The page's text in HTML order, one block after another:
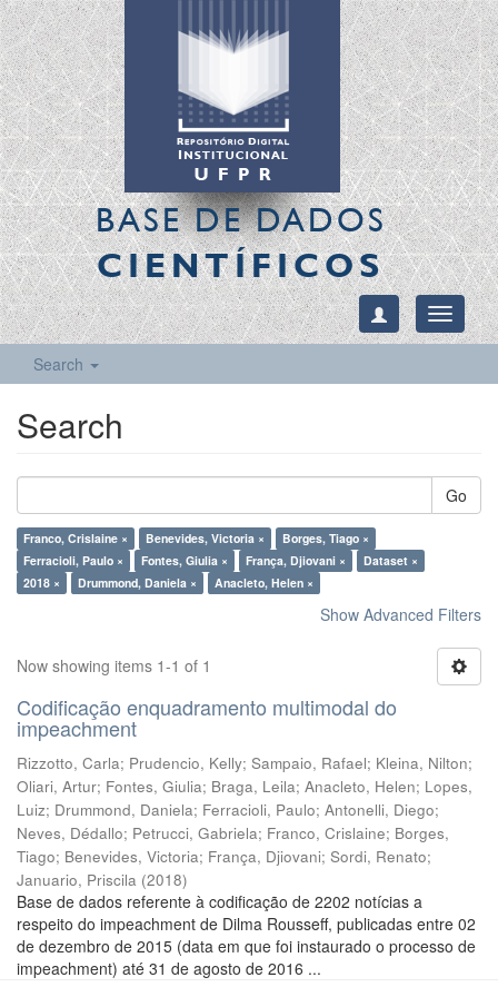
BASE DE DADOS
CIENTÍFICOS
Toggle
Search
Search
Go
Franco, Crislaine × Benevides, Victoria ×
Borges, Tiago ×
Ferracioli, Paulo ×
Fontes, Giulia × França, Djiovani ×
Dataset ×
2018 ×
Drummond, Daniela × Anacleto, Helen ×
Show Advanced Filters
Now showing items 1-1 of 1
Codificação enquadramento multimodal do
impeachment
Rizzotto, Carla; Prudencio, Kelly; Sampaio, Rafael; Kleina, Nilton;
Oliari, Artur; Fontes, Giulia; Braga, Leila; Anacleto, Helen; Lopes,
Luiz; Drummond, Daniela; Ferracioli, Paulo; Antonelli, Diego;
Neves, Dédallo; Petrucci, Gabriela; Franco, Crislaine; Borges,
Tiago; Benevides, Victoria; França, Djiovani; Sordi, Renato;
Januario, Priscila (2018)
Base de dados referente à codificação de 2202 notícias a
respeito do impeachment de Dilma Rousseff, publicadas entre 02
de dezembro de 2015 (data em que foi instaurado o processo de
impeachment) até 31 de agosto de 2016 ...